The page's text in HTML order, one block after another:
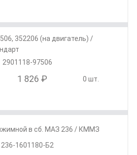
352206 (на двигатель) /
2901118-97506
1 826 ₽ 0 шт.
в сб. МАЗ 236 / КММЗ
236-1601180-Б2